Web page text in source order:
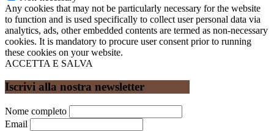
Any cookies that may not be particularly necessary for the website
to function and is used specifically to collect user personal data via
analytics, ads, other embedded contents are termed as non-necessary
cookies. It is mandatory to procure user consent prior to running
these cookies on your website.
ACCETTA E SALVA
Iscrivi alla nostra newsletter
Nome completo
Email